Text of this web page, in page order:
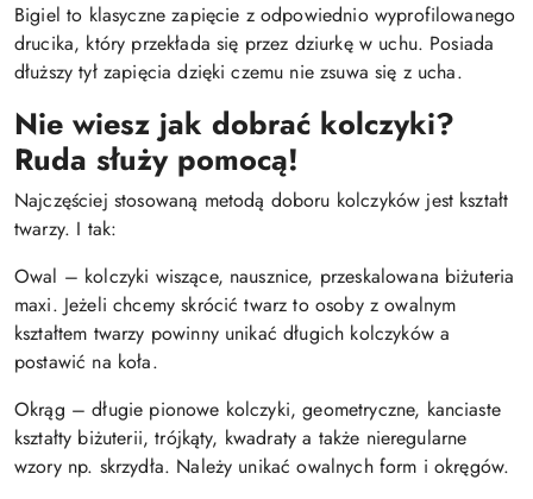
Bigiel to klasyczne zapięcie z odpowiednio wyprofilowanego
drucika, który przekłada się przez dziurkę w uchu. Posiada
dłuższy tył zapięcia dzięki czemu nie zsuwa się z ucha.
Nie wiesz jak dobrać kolczyki?
Ruda służy pomocą!
Najczęściej stosowaną metodą doboru kolczyków jest kształt
twarzy. I tak:
Owal – kolczyki wiszące, nausznice, przeskalowana biżuteria
maxi. Jeżeli chcemy skrócić twarz to osoby z owalnym
kształtem twarzy powinny unikać długich kolczyków a
postawić na koła.
Okrąg – długie pionowe kolczyki, geometryczne, kanciaste
kształty biżuterii, trójkąty, kwadraty a także nieregularne
wzory np. skrzydła. Należy unikać owalnych form i okręgów.